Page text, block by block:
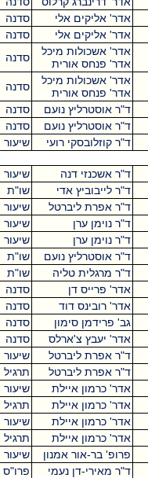
אלי
סדנה א
אלי
סדנה ד
מיכל
אורית
סדנה א
מיכל
אורית
סדנה ד
נועם
סדנה א
נועם
סדנה ד
רועי
שיעור ג
דנה שיעור ג
אדי
שו"ת
ליברטל
שיעור ב
ערן
א
ערן
א
נועם
שו"ת
טליה
שו"ת
דן
סדנה ה
דוד
סדנה ה
סימון
סדנה ה
צ'ארלס
סדנה ה
ליברטל
שיעור א
ליברטל
תרגיל ה
איילת
שיעור א
איילת
תרגיל א
איילת
שיעור ב
איילת
תרגיל ב
אור אמנון
שיעור א
דן נעמי
פרו"ס ב